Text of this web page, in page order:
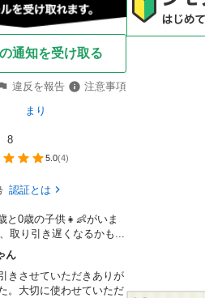
通知を受け取る
違反を報告
注意事項
　　まり
8
5.0(4)
認証とは
0歳の子供👧👶がいま
取り引き遅くなるかも...
ん
きさせていただきありが
。大切に使わせていただ